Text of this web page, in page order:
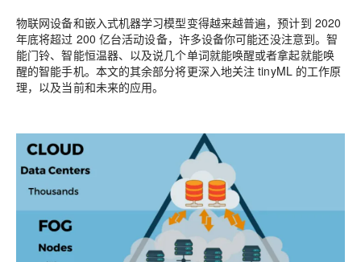
物联网设备和嵌入式机器学习模型变得越来越普遍，预计到 2020
年底将超过 200 亿台活动设备，许多设备你可能还没注意到。智
能门铃、智能恒温器、以及说几个单词就能唤醒或者拿起就能唤
醒的智能手机。本文的其余部分将更深入地关注 tinyML 的工作原
理，以及当前和未来的应用。